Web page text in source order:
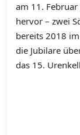
am 11.
hervor – zwei
bereits 2018
die Jubilare
das 15.